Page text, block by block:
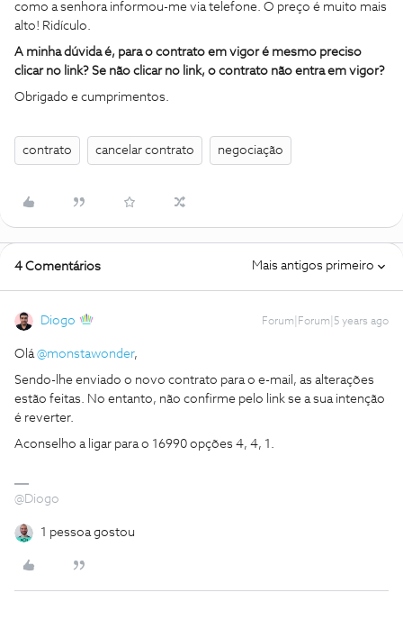
como a senhora informou-me via telefone. O preço é muito mais
alto! Ridículo.
A minha dúvida é, para o contrato em vigor é mesmo preciso
clicar no link? Se não clicar no link, o contrato não entra em vigor?
Obrigado e cumprimentos.
contrato cancelar contrato negociação
4 Comentários Mais antigos primeiro
Diogo Forum|Forum|5 years ago
Olá@monstawonder,
Sendo-lhe enviado o novo contrato para o e-mail, as alterações
estão feitas. No entanto, não confirme pelo link se a sua intenção
é reverter.
Aconselho a ligar para o 16990 opções 4, 4, 1.
@Diogo
1 pessoa gostou